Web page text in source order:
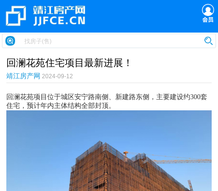
回澜花苑住宅项目最新进展！
靖江房产网 2024-09-12
回澜花苑项目位于城区安宁路南侧、新建路东侧，主要建设约300套
住宅，预计年内主体结构全部封顶。